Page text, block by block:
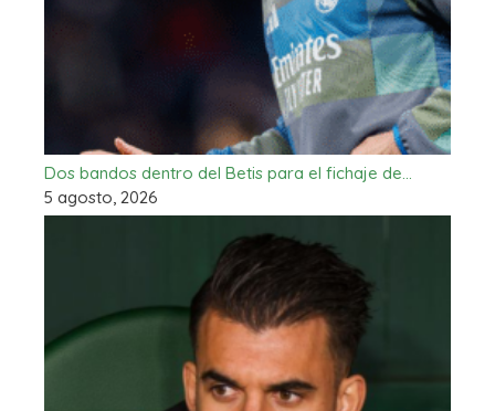
Dos bandos dentro del Betis para el fichaje de…
5 agosto, 2026